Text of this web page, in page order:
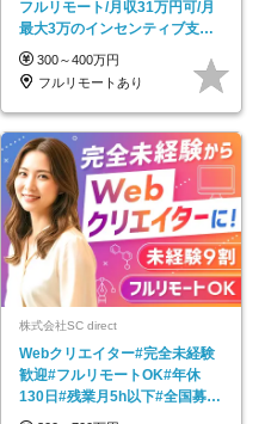
フルリモート/月収31万円可/月
最大3万のインセンティブ支給/
平均年齢33歳
300～400万円
フルリモートあり
株式会社SC direct
Webクリエイター#完全未経験
歓迎#フルリモートOK#年休
130日#残業月5h以下#全国募集
#最大1年の研修